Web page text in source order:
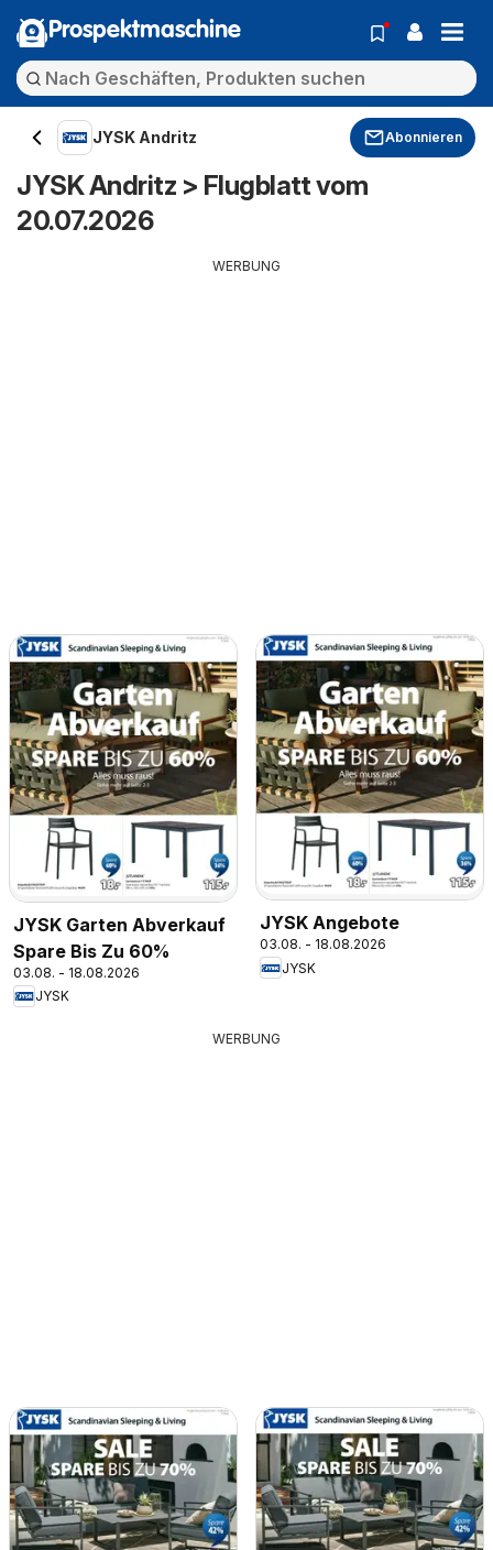
Prospektmaschine
JYSK Andritz Abonnieren
JYSK Andritz > Flugblatt vom
20.07.2026
WERBUNG
JYSK Garten Abverkauf
Spare Bis Zu 60%
03.08. - 18.08.2026
JYSK
JYSK Angebote
03.08. - 18.08.2026
JYSK
WERBUNG